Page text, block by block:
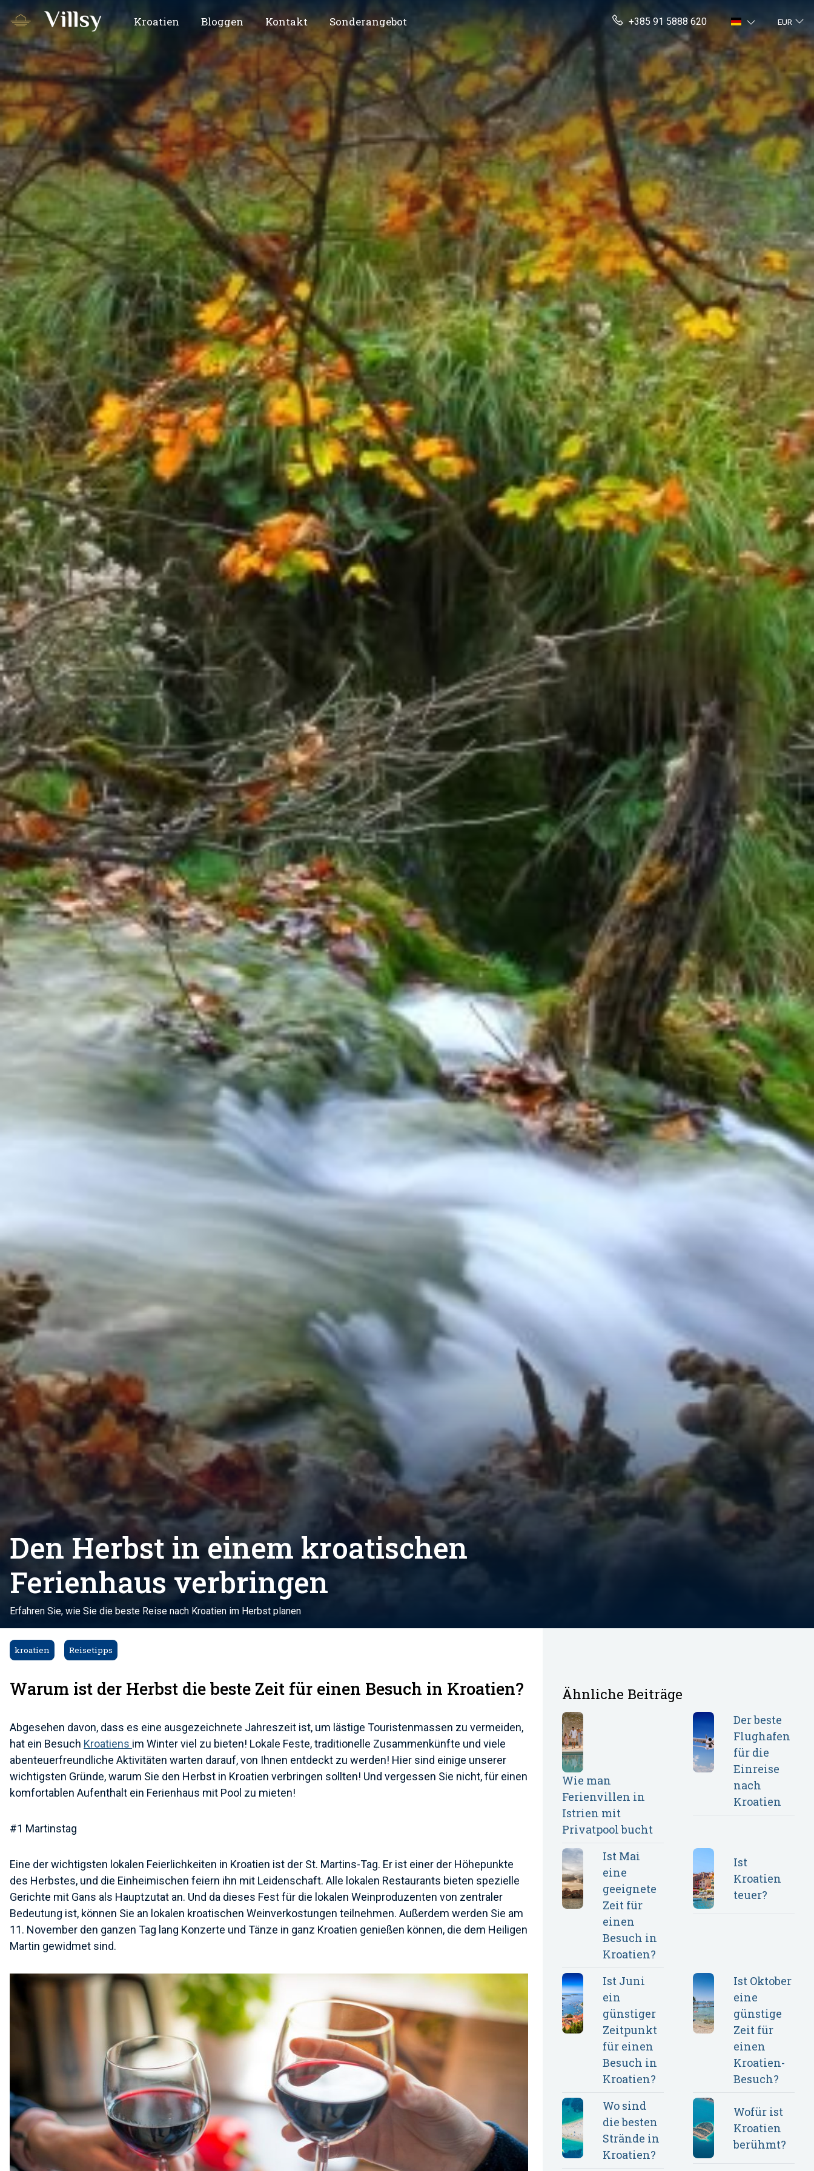
Kroatien Bloggen Kontakt Sonderangebot +385 91 5888 620 EUR
Den Herbst in einem kroatischen
Ferienhaus verbringen
Erfahren Sie, wie Sie die beste Reise nach Kroatien im Herbst planen
kroatien Reisetipps
Warum ist der Herbst die beste Zeit für einen Besuch in Kroatien?
Abgesehen davon, dass es eine ausgezeichnete Jahreszeit ist, um lästige Touristenmassen zu vermeiden,
hat ein Besuch Kroatiens im Winter viel zu bieten! Lokale Feste, traditionelle Zusammenkünfte und viele
abenteuerfreundliche Aktivitäten warten darauf, von Ihnen entdeckt zu werden! Hier sind einige unserer
wichtigsten Gründe, warum Sie den Herbst in Kroatien verbringen sollten! Und vergessen Sie nicht, für einen
komfortablen Aufenthalt ein Ferienhaus mit Pool zu mieten!
#1 Martinstag
Eine der wichtigsten lokalen Feierlichkeiten in Kroatien ist der St. Martins-Tag. Er ist einer der Höhepunkte
des Herbstes, und die Einheimischen feiern ihn mit Leidenschaft. Alle lokalen Restaurants bieten spezielle
Gerichte mit Gans als Hauptzutat an. Und da dieses Fest für die lokalen Weinproduzenten von zentraler
Bedeutung ist, können Sie an lokalen kroatischen Weinverkostungen teilnehmen. Außerdem werden Sie am
11. November den ganzen Tag lang Konzerte und Tänze in ganz Kroatien genießen können, die dem Heiligen
Martin gewidmet sind.
Ähnliche Beiträge
Wie man
Ferienvillen in
Istrien mit
Privatpool bucht
Der beste
Flughafen
für die
Einreise
nach
Kroatien
Ist Mai
eine
geeignete
Zeit für
einen
Besuch in
Kroatien?
Ist
Kroatien
teuer?
Ist Juni
ein
günstiger
Zeitpunkt
für einen
Besuch in
Kroatien?
Ist Oktober
eine
günstige
Zeit für
einen
Kroatien-
Besuch?
Wo sind
die besten
Strände in
Kroatien?
Wofür ist
Kroatien
berühmt?